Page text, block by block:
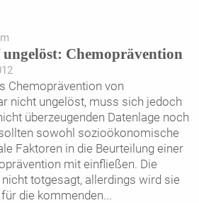
Chemoprävention
Chemoprävention von
nicht ungelöst, muss sich jedoch
überzeugenden Datenlage noch
sowohl sozioökonomische
Faktoren in die Beurteilung einer
mit einfließen. Die
totgesagt, allerdings wird sie
die kommenden...